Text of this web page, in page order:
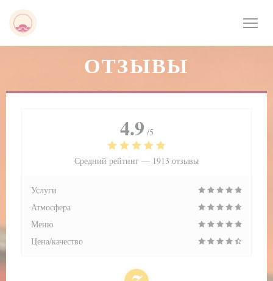
ОТЗЫВЫ
4.9 /5
Средний рейтинг — 1913 отзывы
Услуги
Атмосфера
Меню
Цена/качество